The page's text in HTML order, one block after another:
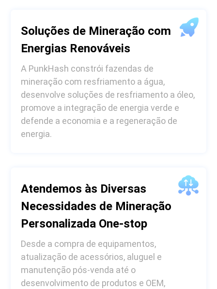
Soluções de Mineração com
Energias Renováveis
A PunkHash constrói fazendas de
mineração com resfriamento a água,
desenvolve soluções de resfriamento a óleo,
promove a integração de energia verde e
defende a economia e a regeneração de
energia.
Atendemos às Diversas
Necessidades de Mineração
Personalizada One-stop
Desde a compra de equipamentos,
atualização de acessórios, aluguel e
manutenção pós-venda até o
desenvolvimento de produtos e OEM,